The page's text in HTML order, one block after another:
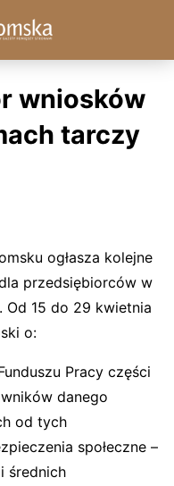
wniosków
tarczy
ogłasza kolejne
przedsiębiorców w
Od 15 do 29 kwietnia
o:
Pracy części
danego
od tych
społeczne –
średnich